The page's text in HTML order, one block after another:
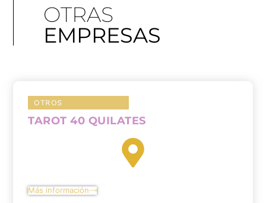
OTRAS
EMPRESAS
OTROS
TAROT 40 QUILATES
Más información